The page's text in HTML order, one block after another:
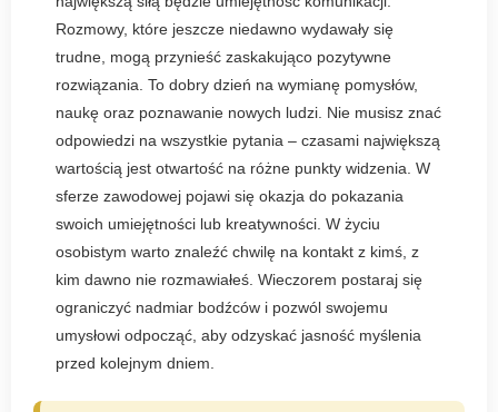
Rozmowy, które jeszcze niedawno wydawały się
trudne, mogą przynieść zaskakująco pozytywne
rozwiązania. To dobry dzień na wymianę pomysłów,
naukę oraz poznawanie nowych ludzi. Nie musisz znać
odpowiedzi na wszystkie pytania – czasami największą
wartością jest otwartość na różne punkty widzenia. W
sferze zawodowej pojawi się okazja do pokazania
swoich umiejętności lub kreatywności. W życiu
osobistym warto znaleźć chwilę na kontakt z kimś, z
kim dawno nie rozmawiałeś. Wieczorem postaraj się
ograniczyć nadmiar bodźców i pozwól swojemu
umysłowi odpocząć, aby odzyskać jasność myślenia
przed kolejnym dniem.